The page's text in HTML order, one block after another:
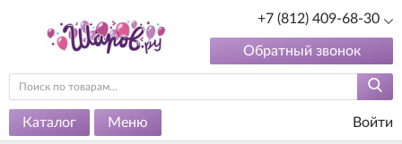
+7 (812) 409-68-30
Обратный звонок
Каталог Меню Войти